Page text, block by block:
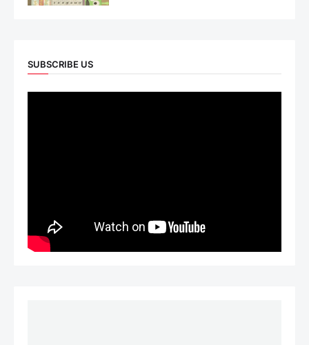
SUBSCRIBE US